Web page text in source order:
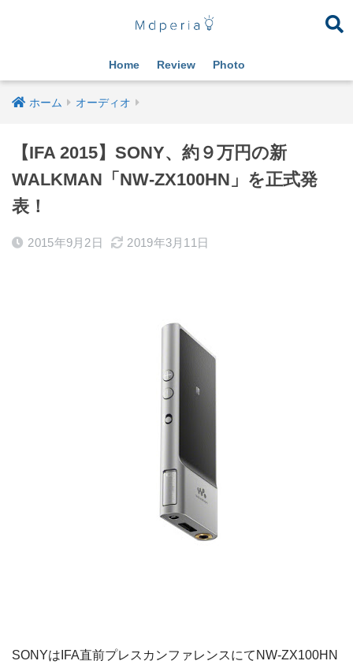
Home Review Photo
ホーム オーディオ
【IFA 2015】SONY、約９万円の新
WALKMAN「NW-ZX100HN」を正式発
表！
2015年9月2日 2019年3月11日
SONYはIFA直前プレスカンファレンスにてNW-ZX100HN